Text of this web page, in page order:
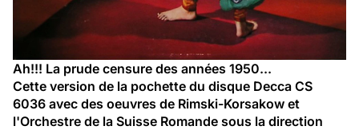
Ah!!! La prude censure des années 1950...
Cette version de la pochette du disque Decca CS
6036 avec des oeuvres de Rimski-Korsakow et
l'Orchestre de la Suisse Romande sous la direction